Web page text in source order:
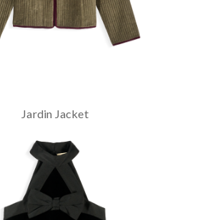
Jardin Jacket